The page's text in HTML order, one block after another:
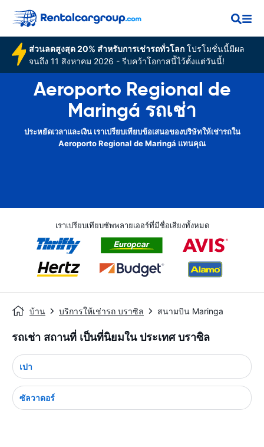
ส่วนลดสูงสุด 20% สำหรับการเช่ารถทั่วโลกโปรโมชั่นนี้มีผล
จนถึง 11 สิงหาคม 2026 - รีบคว้าโอกาสนี้ไว้ตั้งแต่วันนี้!
Aeroporto Regional de
Maringá รถเช่า
ประหยัดเวลาและเงิน เราเปรียบเทียบข้อเสนอของบริษัทให้เช่ารถใน
Aeroporto Regional de Maringá แทนคุณ
เราเปรียบเทียบซัพพลายเออร์ที่มีชื่อเสียงทั้งหมด
บ้าน บริการให้เช่ารถ บราซิล สนามบิน Maringa
รถเช่า สถานที่ เป็นที่นิยมใน ประเทศ บราซิล
เปา
ซัลวาดอร์